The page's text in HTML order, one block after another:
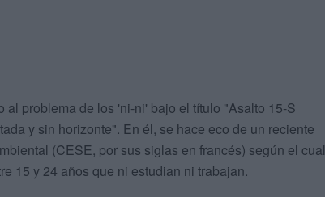
al problema de los 'ni-ni' bajo el título "Asalto 15-S
y sin horizonte". En él, se hace eco de un reciente
(CESE, por sus siglas en francés) según el cual
15 y 24 años que ni estudian ni trabajan.